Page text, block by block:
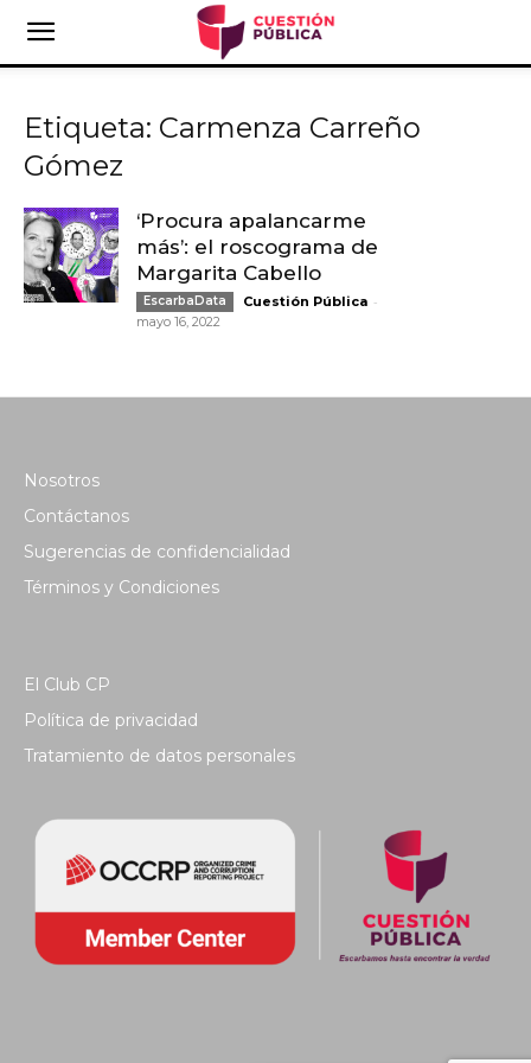
Etiqueta: Carmenza Carreño
Gómez
‘Procura apalancarme
más’: el roscograma de
Margarita Cabello
EscarbaData Cuestión Pública -
mayo 16, 2022
Nosotros
Contáctanos
Sugerencias de confidencialidad
Términos y Condiciones
El Club CP
Política de privacidad
Tratamiento de datos personales